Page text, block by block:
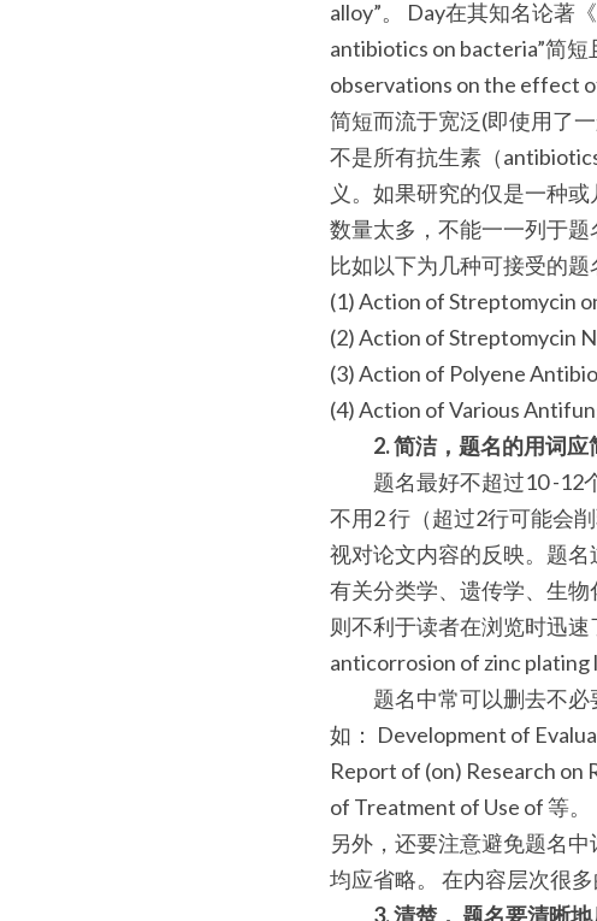
alloy”。 Day在其知名论著
antibiotics on bacteria”简
observations on the effect
简短而流于宽泛(即使用了
不是所有抗生素（
义。如果研究的仅是一种
数量太多，不能一一列于题
比如以下为几种可接受的题
(1) Action of Streptomycin
(2) Action of Streptomycin
(3) Action of Polyene
(4) Action of Various
2. 简洁，题名的用词应
题名最好不超过10 -12个
不用2 行（超过2行可能会
视对论文内容的反映。题名
有关分类学、遗传学、生
则不利于读者在浏览时迅
anticorrosion of zinc plating
题名中常可以删去不必要
如： Development of
Report of (on) Research on
of Treatment of Use of 等。
另外，还要注意避免题名
均应省略。 在内容层次很
3. 清楚， 题名要清晰